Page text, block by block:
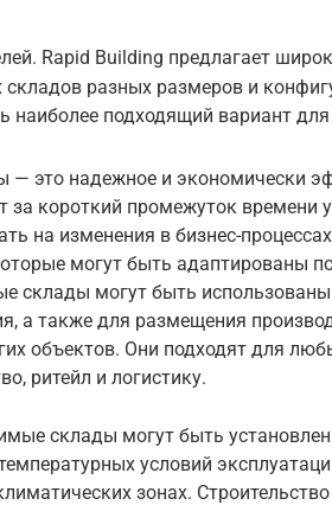
Rapid Building предлагает
разных размеров и
подходящий вариант для
— это надежное и экономически
за короткий промежуток времени
на изменения в бизнес-
могут быть адаптированы
склады могут быть
а также для размещения
объектов. Они подходят для
ритейл и логистику.
склады могут быть
условий
зонах.